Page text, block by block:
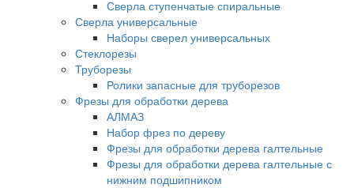
Сверла ступенчатые спиральные
Сверла универсальные
Наборы сверел универсальных
Стеклорезы
Труборезы
Ролики запасные для труборезов
Фрезы для обработки дерева
АЛМАЗ
Набор фрез по дереву
Фрезы для обработки дерева галтельные
Фрезы для обработки дерева галтельные с
нижним подшипником